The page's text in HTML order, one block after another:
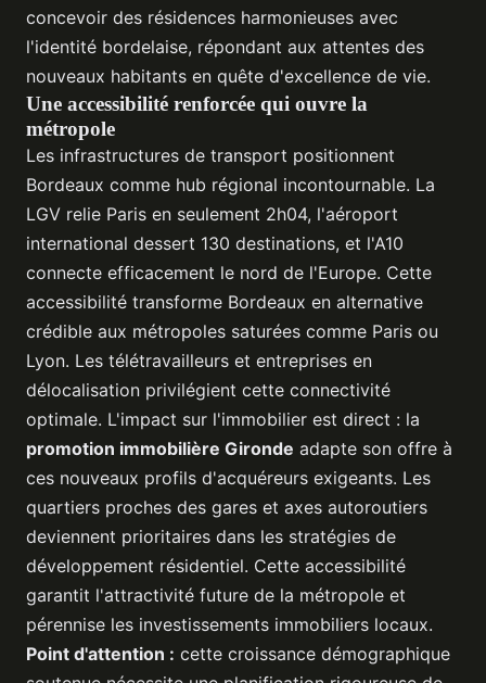
concevoir des résidences harmonieuses avec
l'identité bordelaise, répondant aux attentes des
nouveaux habitants en quête d'excellence de vie.
Une accessibilité renforcée qui ouvre la
métropole
Les infrastructures de transport positionnent
Bordeaux comme hub régional incontournable. La
LGV relie Paris en seulement 2h04, l'aéroport
international dessert 130 destinations, et l'A10
connecte efficacement le nord de l'Europe. Cette
accessibilité transforme Bordeaux en alternative
crédible aux métropoles saturées comme Paris ou
Lyon. Les télétravailleurs et entreprises en
délocalisation privilégient cette connectivité
optimale. L'impact sur l'immobilier est direct : la
promotion immobilière Gironde adapte son offre à
ces nouveaux profils d'acquéreurs exigeants. Les
quartiers proches des gares et axes autoroutiers
deviennent prioritaires dans les stratégies de
développement résidentiel. Cette accessibilité
garantit l'attractivité future de la métropole et
pérennise les investissements immobiliers locaux.
Point d'attention : cette croissance démographique